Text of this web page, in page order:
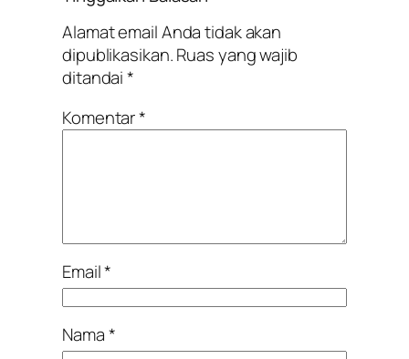
Alamat email Anda tidak akan
dipublikasikan.Ruas yang wajib
ditandai*
Komentar*
Email*
Nama*